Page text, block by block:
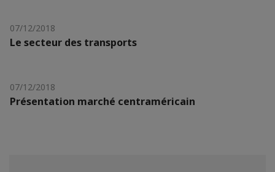
07/12/2018
Le secteur des transports
07/12/2018
Présentation marché centraméricain